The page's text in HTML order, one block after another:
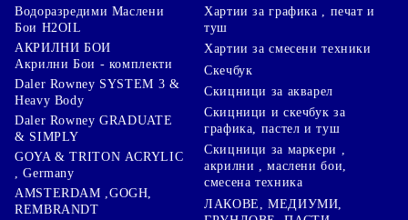
Водоразредими Маслени
Бои H2OIL
АКРИЛНИ БОИ
Акрилни Бои - комплекти
Daler Rowney SYSTEM 3 &
Heavy Body
Daler Rowney GRADUATE
& SIMPLY
GOYA & TRITON АCRYLIC
, Germany
AMSTERDAM ,GOGH,
REMBRANDT
Хартии за графика , печат и
туш
Хартии за смесени техники
Скечбук
Скицници за акварел
Скицници и скечбук за
графика, пастел и туш
Скицници за маркери ,
акрилни , маслени бои,
смесена техника
ЛАКОВЕ, МЕДИУМИ,